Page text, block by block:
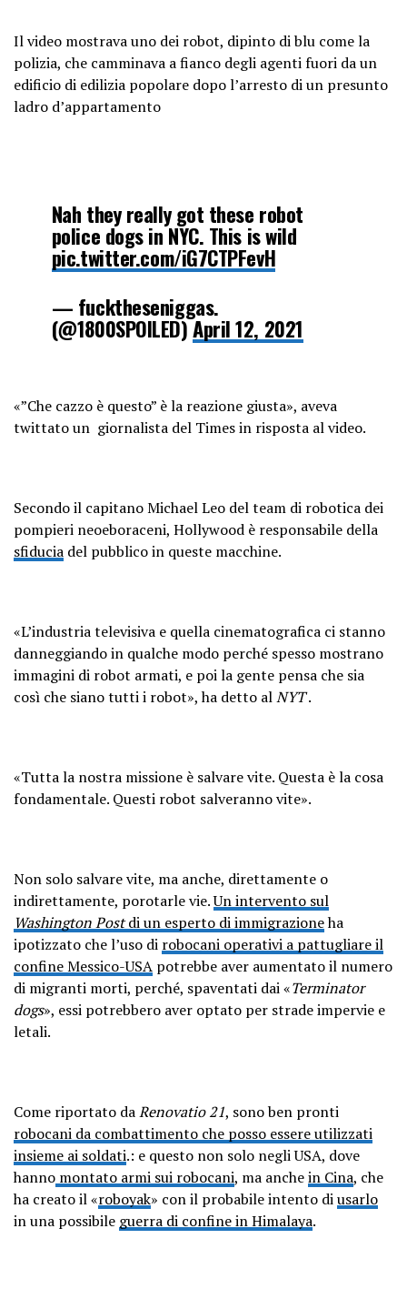
Il video mostrava uno dei robot, dipinto di blu come la
polizia, che camminava a fianco degli agenti fuori da un
edificio di edilizia popolare dopo l’arresto di un presunto
ladro d’appartamento
Nah they really got these robot
police dogs in NYC. This is wild
pic.twitter.com/iG7CTPFevH
— fucktheseniggas.
(@1800SPOILED)April 12, 2021
«”Che cazzo è questo” è la reazione giusta», aveva
twittato un giornalista del Times in risposta al video.
Secondo il capitano Michael Leo del team di robotica dei
pompieri neoeboraceni, Hollywood è responsabile della
sfiducia del pubblico in queste macchine.
«L’industria televisiva e quella cinematografica ci stanno
danneggiando in qualche modo perché spesso mostrano
immagini di robot armati, e poi la gente pensa che sia
così che siano tutti i robot», ha detto alNYT.
«Tutta la nostra missione è salvare vite. Questa è la cosa
fondamentale. Questi robot salveranno vite».
Non solo salvare vite, ma anche, direttamente o
indirettamente, porotarle vie.Un intervento sul
Washington Postdi un esperto di immigrazioneha
ipotizzato che l’uso di robocani operativi a pattugliare il
confine Messico-USA potrebbe aver aumentato il numero
di migranti morti, perché, spaventati dai «Terminator
dogs», essi potrebbero aver optato per strade impervie e
letali.
Come riportato daRenovatio 21, sono ben pronti
robocani da combattimento che posso essere utilizzati
insieme ai soldati.: e questo non solo negli USA, dove
hanno montato armi sui robocani, ma anchein Cina, che
ha creato il «roboyak» con il probabile intento diusarlo
in una possibile guerra di confine in Himalaya.